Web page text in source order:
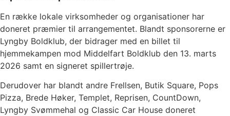
En række lokale virksomheder og organisationer har
doneret præmier til arrangementet. Blandt sponsorerne er
Lyngby Boldklub, der bidrager med en billet til
hjemmekampen mod Middelfart Boldklub den 13. marts
2026 samt en signeret spillertrøje.
Derudover har blandt andre Frellsen, Butik Square, Pops
Pizza, Brede Høker, Templet, Reprisen, CountDown,
Lyngby Svømmehal og Classic Car House doneret